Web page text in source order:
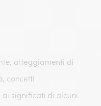
atteggiamenti di
concetti
significati di alcuni